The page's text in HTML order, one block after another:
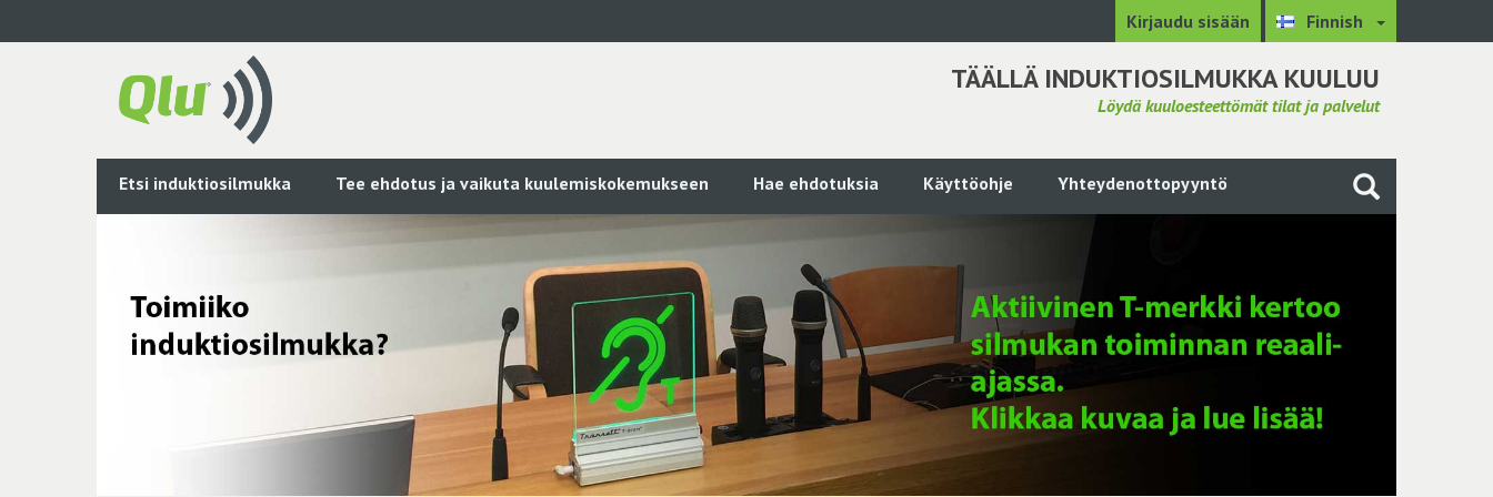
Kirjaudu sisään Finnish
TÄÄLLÄ INDUKTIOSILMUKKA KUULUU
Löydä kuuloesteettömät tilat ja palvelut
Etsi induktiosilmukka Tee ehdotus ja vaikuta kuulemiskokemukseen Hae ehdotuksia Käyttöohje Yhteydenottopyyntö